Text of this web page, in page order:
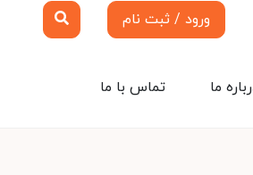
ورود / ثبت نام
تماس با ما ما